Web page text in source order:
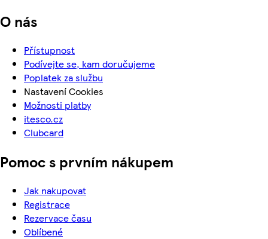
O nás
Přístupnost
Podívejte se, kam doručujeme
Poplatek za službu
Nastavení Cookies
Možnosti platby
itesco.cz
Clubcard
Pomoc s prvním nákupem
Jak nakupovat
Registrace
Rezervace času
Oblíbené